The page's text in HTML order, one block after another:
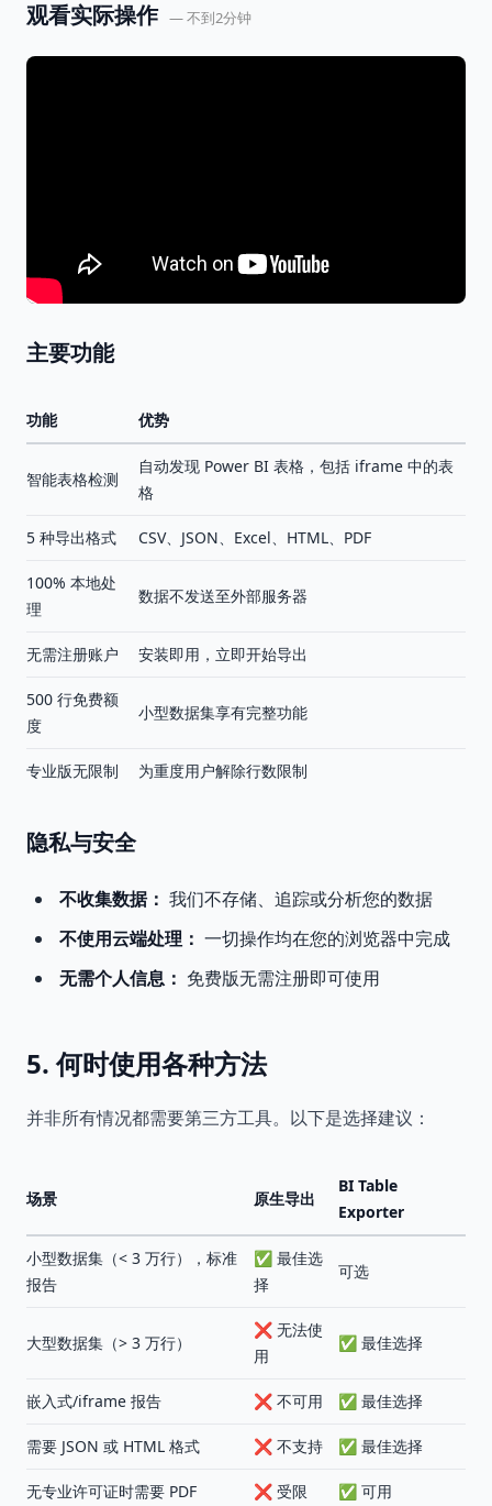
观看实际操作 — 不到2分钟
主要功能
功能 优势
智能表格检测
自动发现 Power BI 表格，包括 iframe 中的表
格
5 种导出格式 CSV、JSON、Excel、HTML、PDF
100% 本地处
理
数据不发送至外部服务器
无需注册账户 安装即用，立即开始导出
500 行免费额
度
小型数据集享有完整功能
专业版无限制 为重度用户解除行数限制
隐私与安全
不收集数据： 我们不存储、追踪或分析您的数据
不使用云端处理： 一切操作均在您的浏览器中完成
无需个人信息： 免费版无需注册即可使用
5. 何时使用各种方法
并非所有情况都需要第三方工具。以下是选择建议：
场景 原生导出
BI Table
Exporter
小型数据集（< 3 万行），标准
报告
✅ 最佳选
择
可选
大型数据集（> 3 万行）
❌ 无法使
用
✅ 最佳选择
嵌入式/iframe 报告 ❌ 不可用 ✅ 最佳选择
需要 JSON 或 HTML 格式 ❌ 不支持 ✅ 最佳选择
无专业许可证时需要 PDF ❌ 受限 ✅ 可用